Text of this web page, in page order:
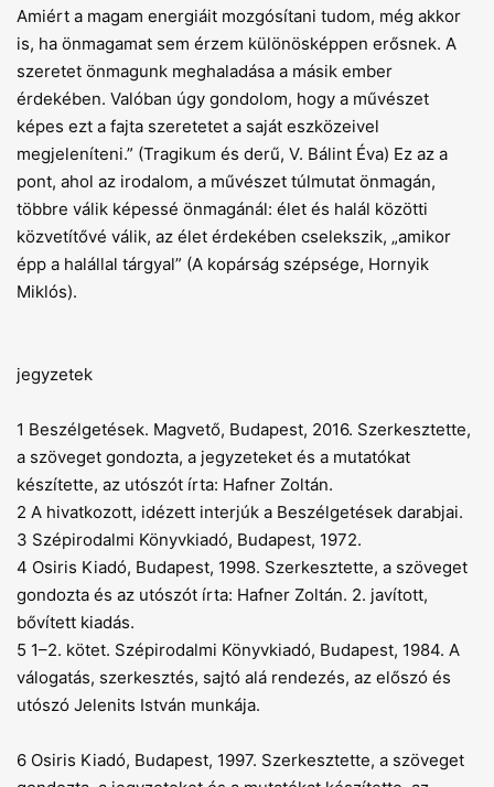
Amiért a magam energiáit mozgósítani tudom, még akkor
is, ha önmagamat sem érzem különösképpen erősnek. A
szeretet önmagunk meghaladása a másik ember
érdekében. Valóban úgy gondolom, hogy a művészet
képes ezt a fajta szeretetet a saját eszközeivel
megjeleníteni.” (Tragikum és derű, V. Bálint Éva) Ez az a
pont, ahol az irodalom, a művészet túlmutat önmagán,
többre válik képessé önmagánál: élet és halál közötti
közvetítővé válik, az élet érdekében cselekszik, „amikor
épp a halállal tárgyal” (A kopárság szépsége, Hornyik
Miklós).
jegyzetek
1 Beszélgetések. Magvető, Budapest, 2016. Szerkesztette,
a szöveget gondozta, a jegyzeteket és a mutatókat
készítette, az utószót írta: Hafner Zoltán.
2 A hivatkozott, idézett interjúk a Beszélgetések darabjai.
3 Szépirodalmi Könyvkiadó, Budapest, 1972.
4 Osiris Kiadó, Budapest, 1998. Szerkesztette, a szöveget
gondozta és az utószót írta: Hafner Zoltán. 2. javított,
bővített kiadás.
5 1–2. kötet. Szépirodalmi Könyvkiadó, Budapest, 1984. A
válogatás, szerkesztés, sajtó alá rendezés, az előszó és
utószó Jelenits István munkája.
6 Osiris Kiadó, Budapest, 1997. Szerkesztette, a szöveget